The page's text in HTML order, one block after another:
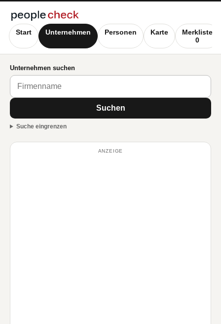
Start Unternehmen Personen Karte
Merkliste
0
Unternehmen suchen
Suchen
Suche eingrenzen
ANZEIGE